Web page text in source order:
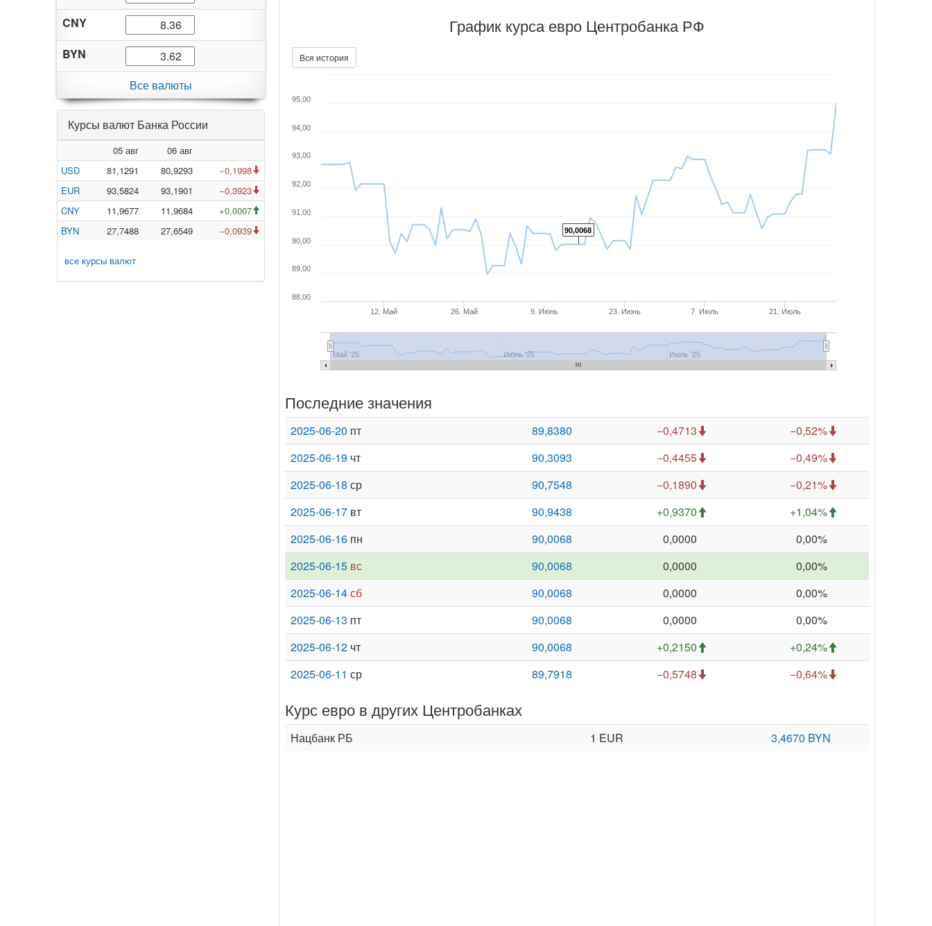
CNY
BYN
Все валюты
Курсы валют Банка России
05 авг
06 авг
USD
81,1291 80,9293
−0,1998
EUR
93,5824 93,1901
−0,3923
CNY
11,9677 11,9684
+0,0007
BYN
27,7488 27,6549 −0,0939
все курсы валют
График курса евро Центробанка РФ
Вся история
90,0068
12. Май 26. Май 9. Июнь 23. Июнь 7. Июль 21. Июль
Май '25 Июнь '25 Июль '25
88,00
89,00
90,00
91,00
92,00
93,00
94,00
95,00
Последние значения
2025-06-20 пт 89,8380 −0,4713
−0,52%
2025-06-19 чт 90,3093 −0,4455
−0,49%
2025-06-18 ср 90,7548 −0,1890
−0,21%
2025-06-17 вт 90,9438 +0,9370
+1,04%
2025-06-16 пн 90,0068 0,0000
0,00%
2025-06-15 вс 90,0068 0,0000
0,00%
2025-06-14сб 90,0068 0,0000
0,00%
2025-06-13 пт 90,0068 0,0000
0,00%
2025-06-12 чт 90,0068 +0,2150
+0,24%
2025-06-11 ср 89,7918 −0,5748 −0,64%
Курс евро в других Центробанках
Нацбанк РБ 1 EUR 3,4670 BYN